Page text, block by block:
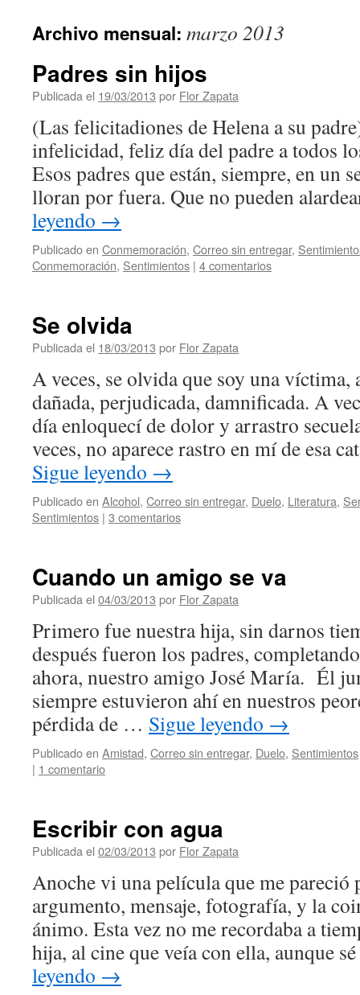
Archivo mensual: marzo 2013
Padres sin hijos
Publicada el 19/03/2013 por Flor Zapata
(Las felicitadiones de Helena a su
infelicidad, feliz día del padre a todos
Esos padres que están, siempre, en un
lloran por fuera. Que no pueden
leyendo →
Publicado en Conmemoración, Correo sin entregar,
Conmemoración, Sentimientos | 4 comentarios
Se olvida
Publicada el 18/03/2013 por Flor Zapata
A veces, se olvida que soy una víctima,
dañada, perjudicada, damnificada. A
día enloquecí de dolor y arrastro
veces, no aparece rastro en mí de esa
Sigue leyendo →
Publicado en Alcohol, Correo sin entregar, Duelo, Literatura,
Sentimientos | 3 comentarios
Cuando un amigo se va
Publicada el 04/03/2013 por Flor Zapata
Primero fue nuestra hija, sin darnos
después fueron los padres,
ahora, nuestro amigo José María. Él
siempre estuvieron ahí en nuestros
pérdida de … Sigue leyendo →
Publicado en Amistad, Correo sin entregar, Duelo, Sentimientos
| 1 comentario
Escribir con agua
Publicada el 02/03/2013 por Flor Zapata
Anoche vi una película que me pareció
argumento, mensaje, fotografía, y la
ánimo. Esta vez no me recordaba a
hija, al cine que veía con ella, aunque
leyendo →